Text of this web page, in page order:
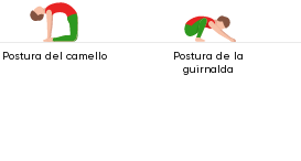
Postura del camello
Postura de la
guirnalda